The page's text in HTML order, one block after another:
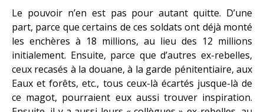
Le pouvoir n’en est pas pour autant quitte. D’une
part, parce que certains de ces soldats ont déjà monté
les enchères à 18 millions, au lieu des 12 millions
initialement. Ensuite, parce que d’autres ex-rebelles,
ceux recasés à la douane, à la garde pénitentiaire, aux
Eaux et forêts, etc., tous ceux-là écartés jusque-là de
ce magot, pourraient eux aussi trouver inspiration.